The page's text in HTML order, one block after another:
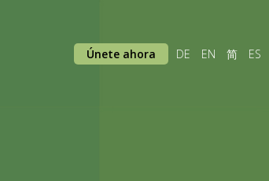
Únete ahora DE EN 简 ES